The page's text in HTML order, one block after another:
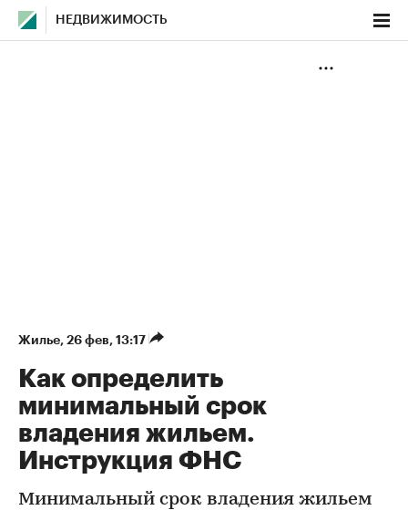
НЕДВИЖИМОСТЬ
Жилье⁠, 26 фев, 13:17
Как определить
минимальный срок
владения жильем.
Инструкция ФНС
Минимальный срок владения жильем